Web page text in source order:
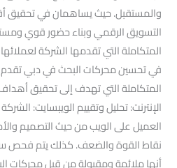
والمستقبل. حيث يساهمان في تحقيق
التسويق الرقمي وبناء حضور قوي
المتكاملة التي تقدمها الشركة
في تحسين محركات البحث في دبي
المتكاملة التي تهدف إلى تحقيق
الإنترنت: تحليل وتقييم الويبسايت:
العميل على الويب من حيث التصميم
نقاط القوة والضعف. كذلك يتم فحص
أنها ملائمة ومقبولة من قبل محركات